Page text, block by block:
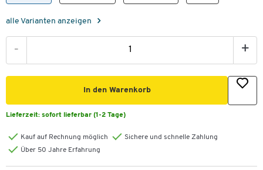
alle Varianten anzeigen
- +
In den Warenkorb
Lieferzeit: sofort lieferbar (1-2 Tage)
Kauf auf Rechnung möglich
Sichere und schnelle Zahlung
Über 50 Jahre Erfahrung